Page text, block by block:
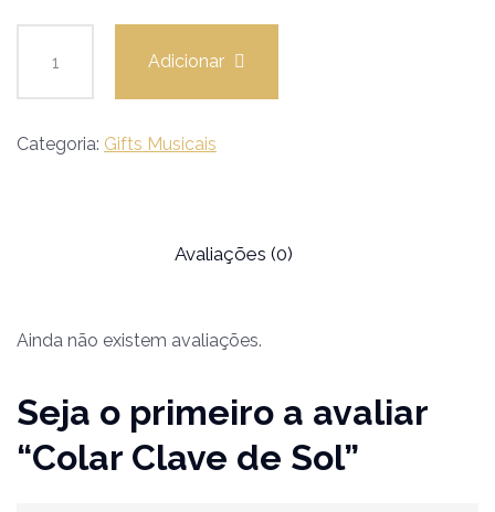
Adicionar
Categoria: Gifts Musicais
Avaliações (0)
Ainda não existem avaliações.
Seja o primeiro a avaliar
“Colar Clave de Sol”